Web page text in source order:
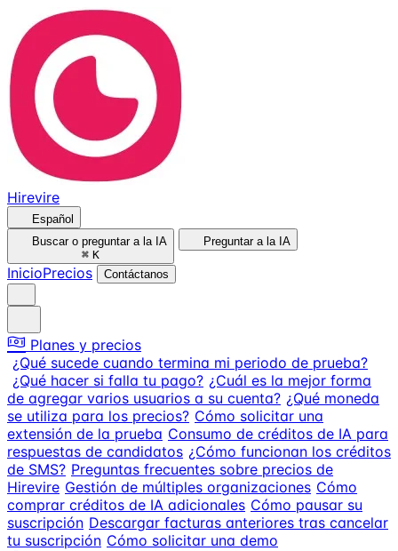
Hirevire
Español
Buscar o preguntar a la IA
⌘ K
Preguntar a la IA
InicioPrecios Contáctanos
Planes y precios
¿Qué sucede cuando termina mi periodo de prueba?
¿Qué hacer si falla tu pago? ¿Cuál es la mejor forma
de agregar varios usuarios a su cuenta? ¿Qué moneda
se utiliza para los precios? Cómo solicitar una
extensión de la prueba Consumo de créditos de IA para
respuestas de candidatos ¿Cómo funcionan los créditos
de SMS? Preguntas frecuentes sobre precios de
Hirevire Gestión de múltiples organizaciones Cómo
comprar créditos de IA adicionales Cómo pausar su
suscripción Descargar facturas anteriores tras cancelar
tu suscripción Cómo solicitar una demo